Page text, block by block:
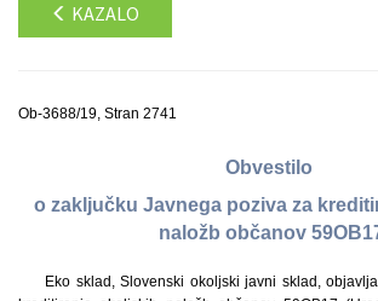
KAZALO
Ob-3688/19, Stran 2741
Obvestilo
o zaključku Javnega poziva za
naložb občanov
Eko sklad, Slovenski okoljski javni sklad,